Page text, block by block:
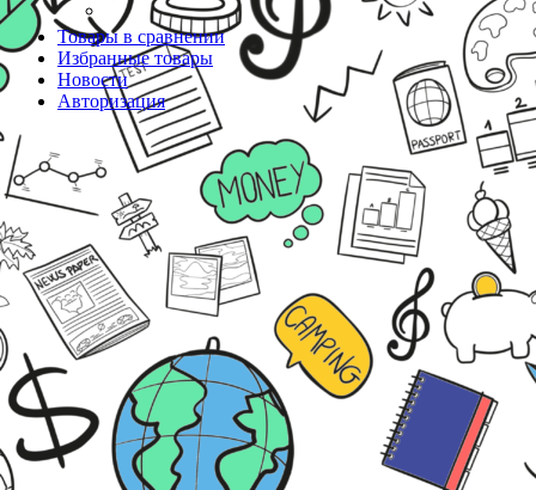
Товары в сравнении
Избранные товары
Новости
Авторизация